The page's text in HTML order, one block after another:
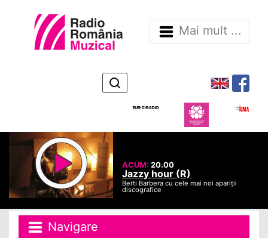
Mai mult ...
ACUM:20.00
Jazzy hour (R)
Berti Barbera cu cele mai noi apariții
discografice
Navigare